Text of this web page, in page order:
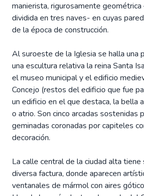
manierista, rigurosamente geométrica
dividida en tres naves- en cuyas
de la época de construcción.
Al suroeste de la Iglesia se halla una
una escultura relativa la reina Santa
el museo municipal y el edificio
Concejo (restos del edificio que fue
un edificio en el que destaca, la bella
o atrio. Son cinco arcadas sostenidas
geminadas coronadas por capiteles
decoración.
La calle central de la ciudad alta tiene
diversa factura, donde aparecen
ventanales de mármol con aires